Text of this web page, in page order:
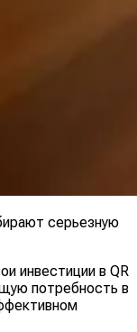
серьезную
инвестиции в QR
потребность в